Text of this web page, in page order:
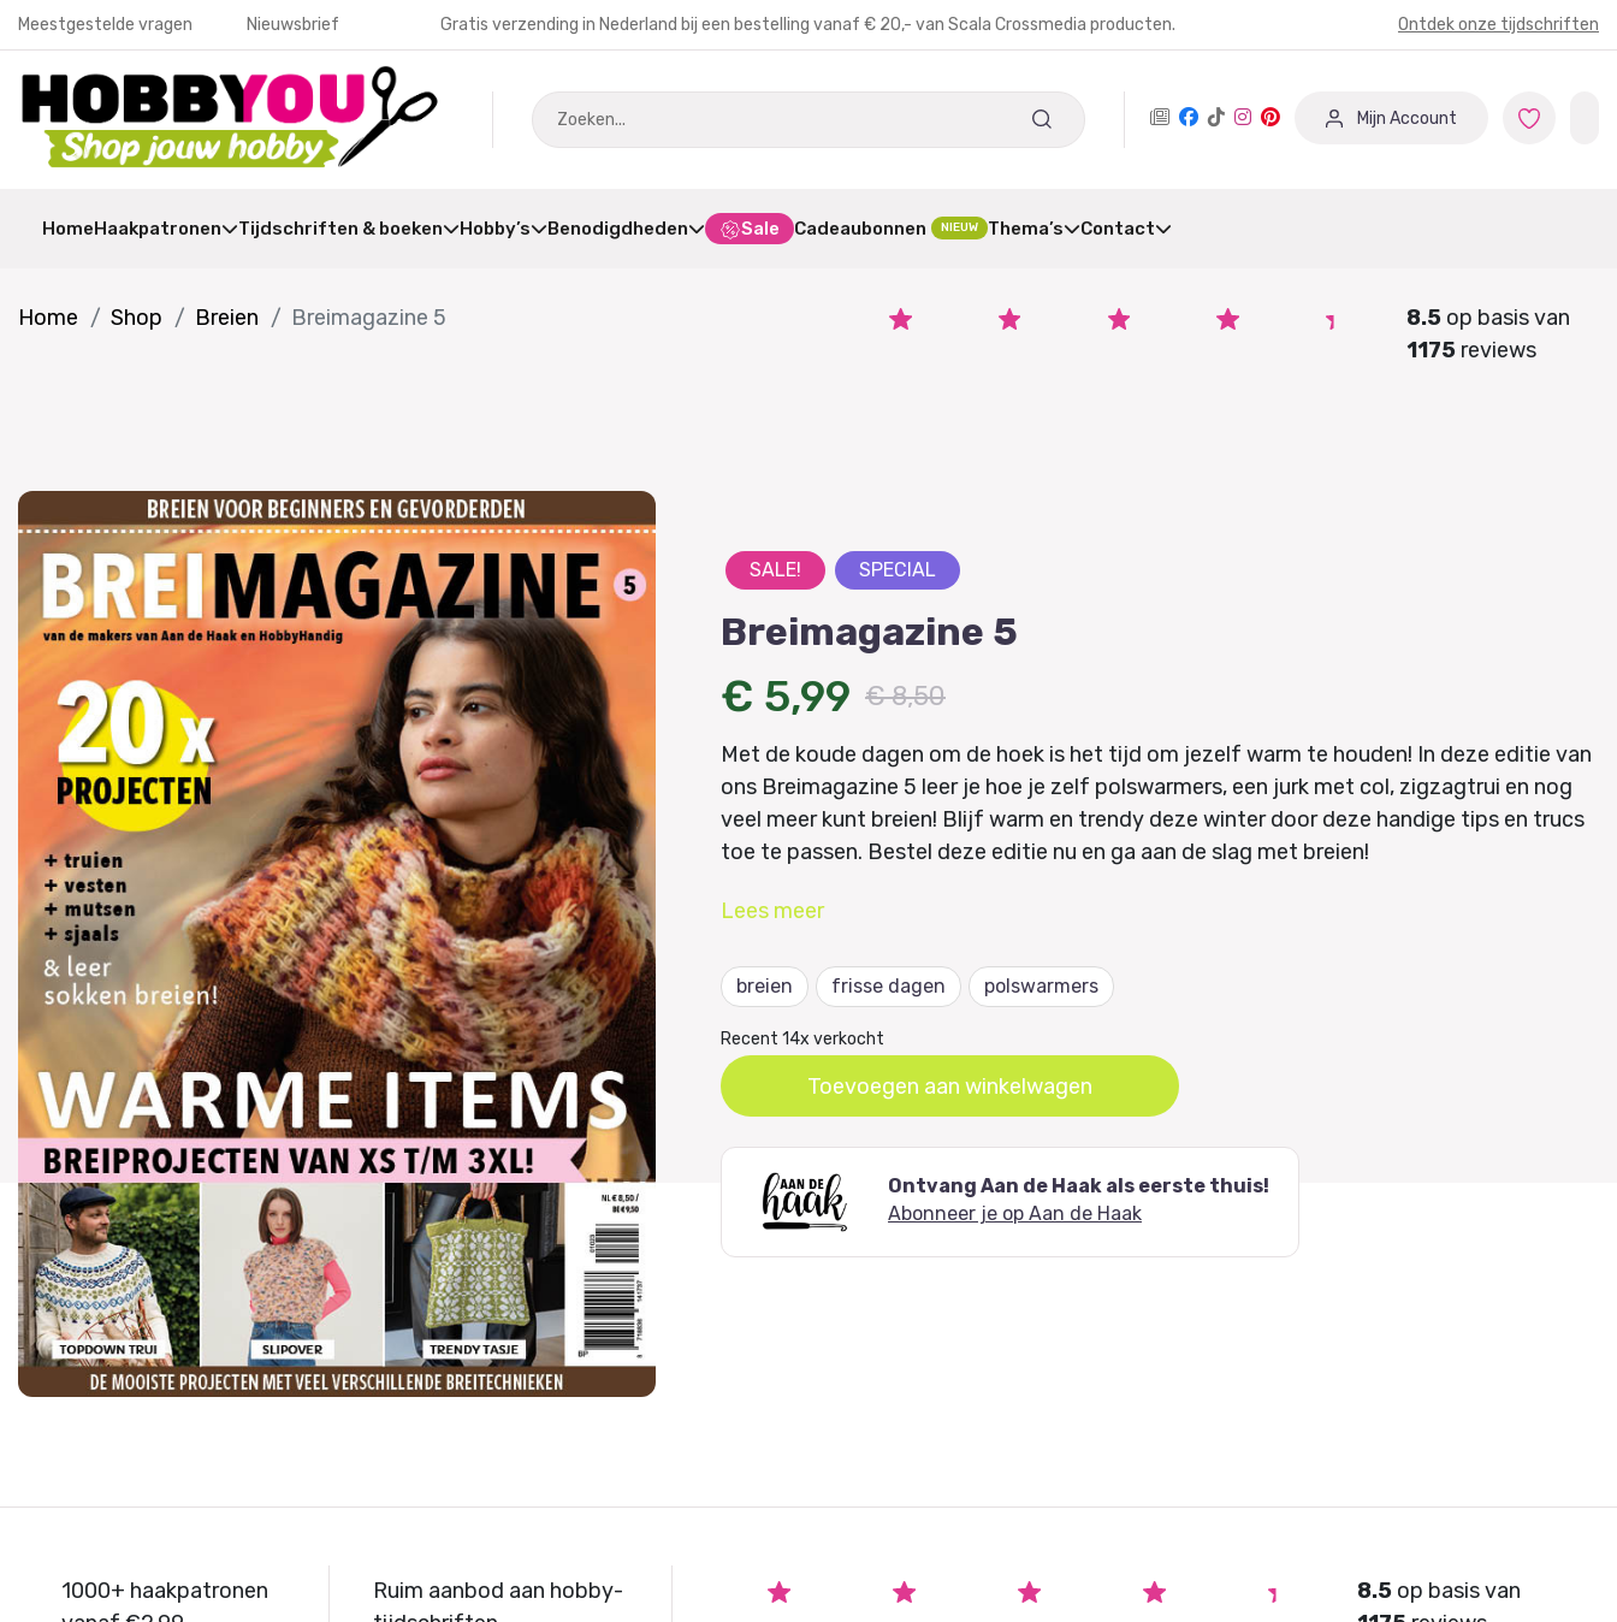
Meestgestelde vragen Nieuwsbrief Gratis verzending in Nederland bij een bestelling vanaf € 20,- van Scala Crossmedia producten. Ontdek onze tijdschriften
Mijn Account
HomeHaakpatronen Tijdschriften & boeken Hobby’s Benodigdheden Sale Cadeaubonnen NIEUW Thema’s Contact
Home Shop Breien Breimagazine 5 8.5op basis van
1175reviews
SALE! SPECIAL
Breimagazine 5
€ 5,99 € 8,50
Met de koude dagen om de hoek is het tijd om jezelf warm te houden! In deze editie van
ons Breimagazine 5 leer je hoe je zelf polswarmers, een jurk met col, zigzagtrui en nog
veel meer kunt breien! Blijf warm en trendy deze winter door deze handige tips en trucs
toe te passen. Bestel deze editie nu en ga aan de slag met breien!
Lees meer
breien frisse dagen polswarmers
Recent 14x verkocht
Oorspronkelijke
prijs
was:
€ 8,50.
Huidige
prijs
is:
€ 5,99.
Toevoegen aan winkelwagen
Ontvang Aan de Haak als eerste thuis!
Abonneer je op Aan de Haak
1000+ haakpatronen
Ruim aanbod aan hobby-
8.5op basis van